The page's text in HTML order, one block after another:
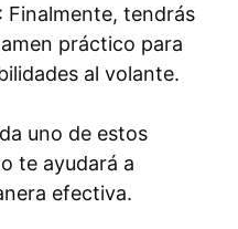
: Finalmente, tendrás
práctico para
al volante.
uno de estos
te ayudará a
efectiva.